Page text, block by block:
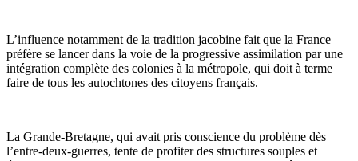
L’influence notamment de la tradition jacobine fait que la France
préfère se lancer dans la voie de la progressive assimilation par une
intégration complète des colonies à la métropole, qui doit à terme
faire de tous les autochtones des citoyens français.
La Grande-Bretagne, qui avait pris conscience du problème dès
l’entre-deux-guerres, tente de profiter des structures souples et